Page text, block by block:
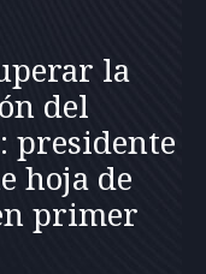
la
del
presidente
hoja de
primer